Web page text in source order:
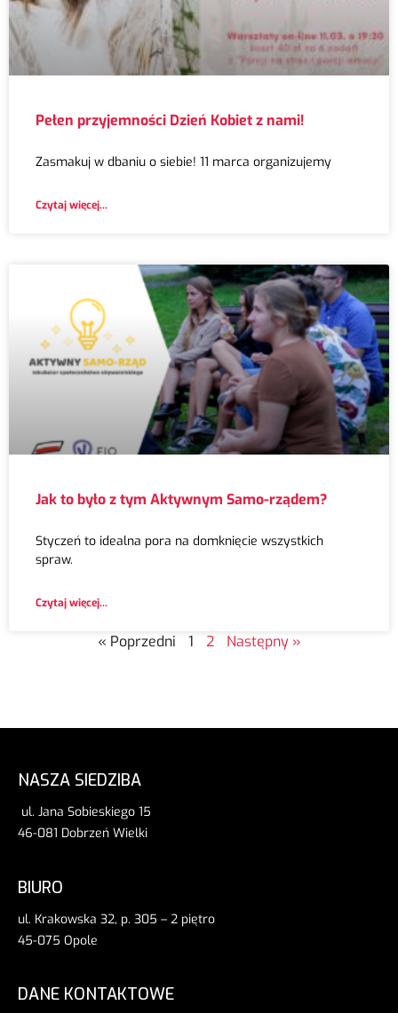
Pełen przyjemności Dzień Kobiet z nami!
Zasmakuj w dbaniu o siebie! 11 marca organizujemy
Czytaj więcej...
Jak to było z tym Aktywnym Samo-rządem?
Styczeń to idealna pora na domknięcie wszystkich
spraw.
Czytaj więcej...
« Poprzedni 1 2 Następny »
NASZA SIEDZIBA
ul. Jana Sobieskiego 15
46-081 Dobrzeń Wielki
BIURO
ul. Krakowska 32, p. 305 – 2 piętro
45-075 Opole
DANE KONTAKTOWE